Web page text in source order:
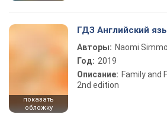
показать
обложку
ГДЗ Английский
Авторы: Naomi
Год: 2019
Описание: Family and
2nd edition